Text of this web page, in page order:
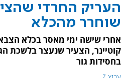
העריק החרדי
שוחרר מהכלא
אחרי שישה ימי מאסר בכלא
קוטיינר, הצעיר שנעצר בלשכת
בחסידות גור